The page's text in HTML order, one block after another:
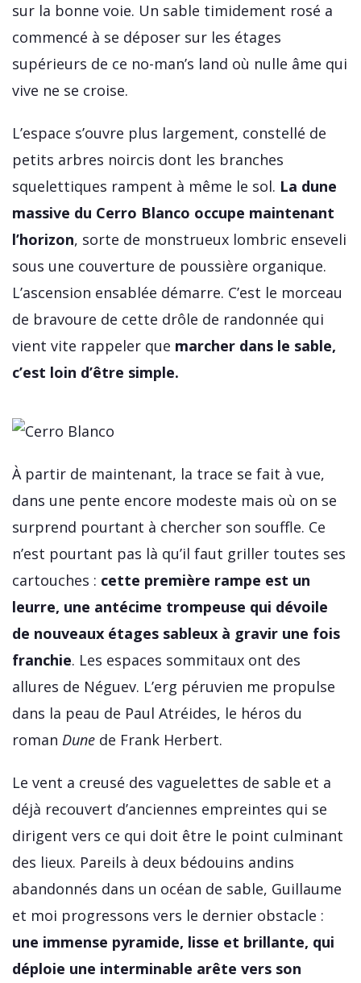
sur la bonne voie. Un sable timidement rosé a
commencé à se déposer sur les étages
supérieurs de ce no-man’s land où nulle âme qui
vive ne se croise.
L’espace s’ouvre plus largement, constellé de
petits arbres noircis dont les branches
squelettiques rampent à même le sol. La dune
massive du Cerro Blanco occupe maintenant
l’horizon, sorte de monstrueux lombric enseveli
sous une couverture de poussière organique.
L’ascension ensablée démarre. C’est le morceau
de bravoure de cette drôle de randonnée qui
vient vite rappeler que marcher dans le sable,
c’est loin d’être simple.
À partir de maintenant, la trace se fait à vue,
dans une pente encore modeste mais où on se
surprend pourtant à chercher son souffle. Ce
n’est pourtant pas là qu’il faut griller toutes ses
cartouches : cette première rampe est un
leurre, une antécime trompeuse qui dévoile
de nouveaux étages sableux à gravir une fois
franchie. Les espaces sommitaux ont des
allures de Néguev. L’erg péruvien me propulse
dans la peau de Paul Atréides, le héros du
roman Dune de Frank Herbert.
Le vent a creusé des vaguelettes de sable et a
déjà recouvert d’anciennes empreintes qui se
dirigent vers ce qui doit être le point culminant
des lieux. Pareils à deux bédouins andins
abandonnés dans un océan de sable, Guillaume
et moi progressons vers le dernier obstacle :
une immense pyramide, lisse et brillante, qui
déploie une interminable arête vers son